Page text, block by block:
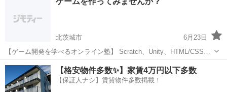
ラミング言語を使って、 シューティングゲームやアクションゲームな
北茨城市
6月23日
【ゲーム開発を学べるオンライン塾】 Scratch、Unity、HTML/CSSな
ど、様々なプログラミング言語が学べます。 こんなお悩みはありませ
んか？ 学校の情報分野の授業だけでは不安 プログラミング...
茨城 北茨城市 プログラミング オンライン
【格安物件多数✨】家賃4万円以下多数
【保証人ナシ】賃貸物件多数掲載！